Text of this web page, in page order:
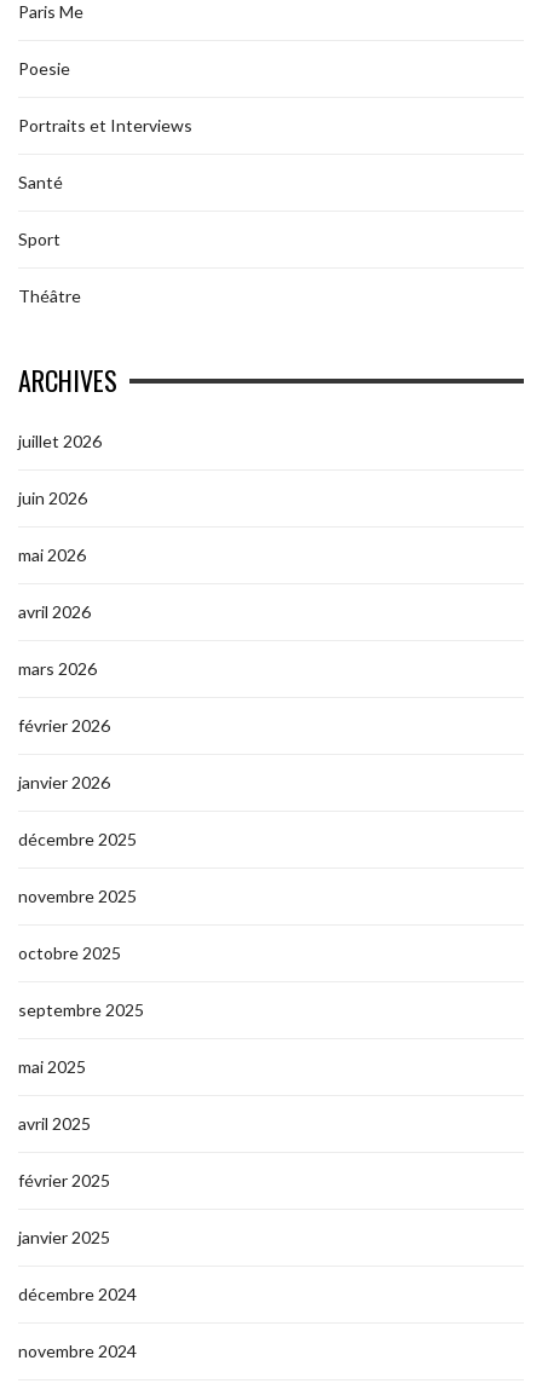
Paris Me
Poesie
Portraits et Interviews
Santé
Sport
Théâtre
ARCHIVES
juillet 2026
juin 2026
mai 2026
avril 2026
mars 2026
février 2026
janvier 2026
décembre 2025
novembre 2025
octobre 2025
septembre 2025
mai 2025
avril 2025
février 2025
janvier 2025
décembre 2024
novembre 2024